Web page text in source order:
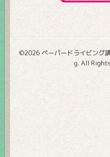
©2026 ペーパードライビン
g. All